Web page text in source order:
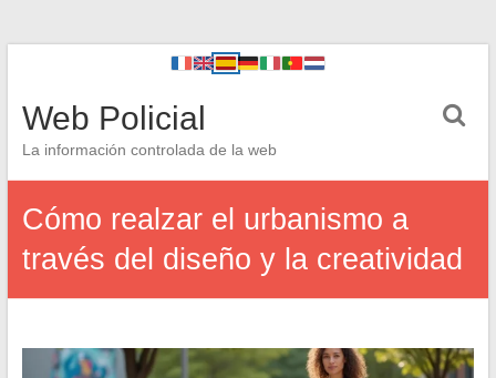
Web Policial
La información controlada de la web
Cómo realzar el urbanismo a
través del diseño y la creatividad